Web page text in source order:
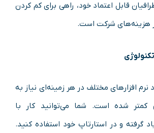
قابل‌ اعتماد خود، راهی برای کم کردن
هزینه‌های شرکت است.
نرم‌ افزارهای مختلف در هر زمینه‌ای نیاز به
کمتر شده است. شما می‌توانید کار با
یاد گرفته و در استارتاپ خود استفاده کنید.